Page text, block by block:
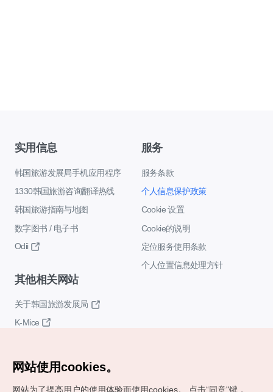
实用信息
韩国旅游发展局手机应用程序
1330韩国旅游咨询翻译热线
韩国旅游指南与地图
数字图书 / 电子书
Odii
服务
服务条款
个人信息保护政策
Cookie 设置
Cookie的说明
定位服务使用条款
个人位置信息处理方针
其他相关网站
关于韩国旅游发展局
K-Mice
网站使用cookies。
网站为了提高用户的使用体验而使用cookies。 点击“同意"键，